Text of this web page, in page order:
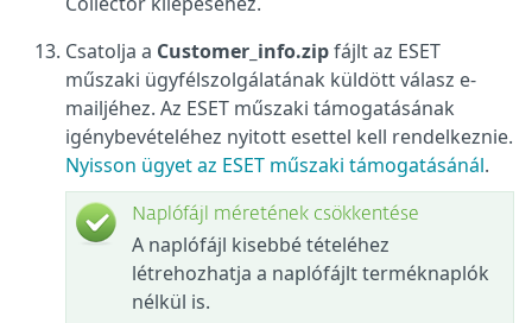
Csatolja a Customer_info.zipfájlt az ESET
műszaki ügyfélszolgálatának küldött válasz e-
mailjéhez. Az ESET műszaki támogatásának
igénybevételéhez nyitott esettel kell rendelkeznie.
Nyisson ügyet az ESET műszaki támogatásánál.
Naplófájl méretének csökkentése
A naplófájl kisebbé tételéhez
létrehozhatja a naplófájlt terméknaplók
nélkül is.